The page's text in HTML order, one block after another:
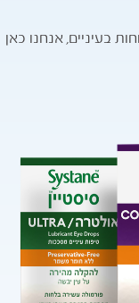
בעיניים, אנחנו כאן